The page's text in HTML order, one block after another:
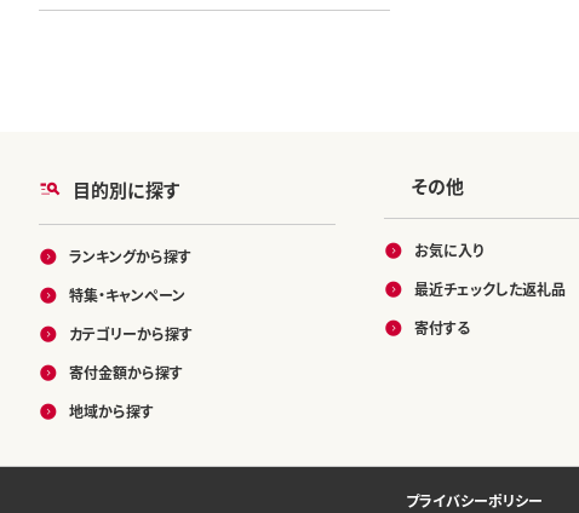
目的別に探す
ランキングから探す
特集・キャンペーン
カテゴリーから探す
寄付金額から探す
地域から探す
その他
お気に入り
最近チェックした返礼品
寄付する
プライバシーポリシー